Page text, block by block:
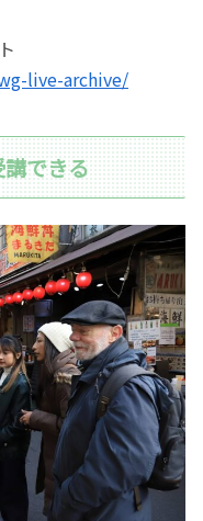
live-archive/
できる